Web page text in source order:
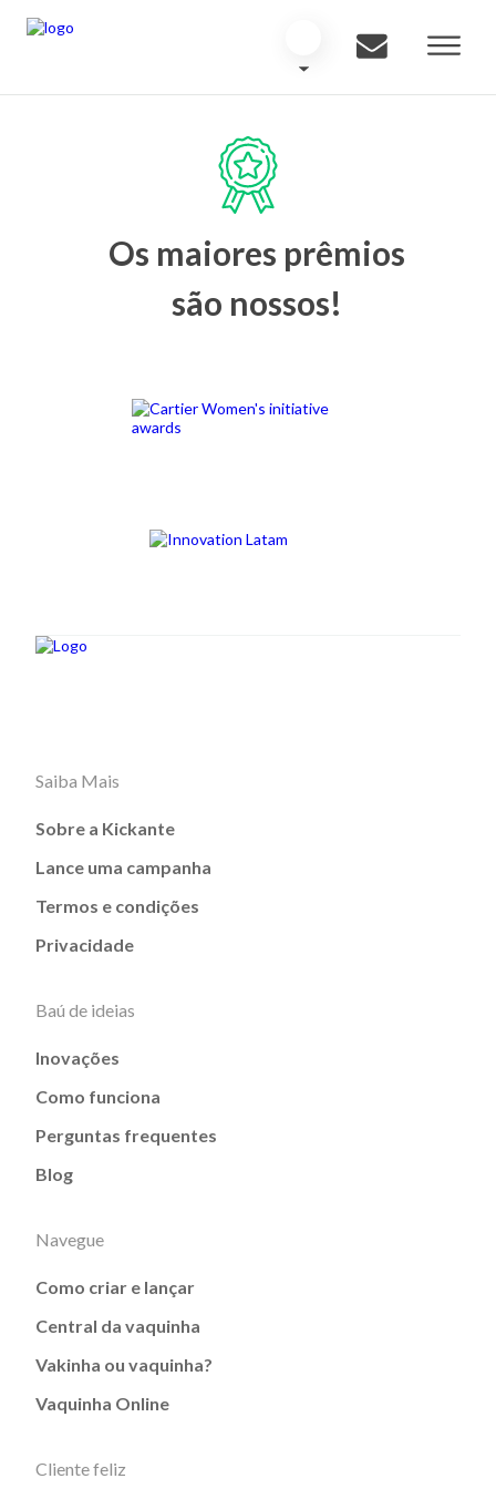
Os maiores prêmios
são nossos!
Saiba Mais
Sobre a Kickante
Lance uma campanha
Termos e condições
Privacidade
Baú de ideias
Inovações
Como funciona
Perguntas frequentes
Blog
Navegue
Como criar e lançar
Central da vaquinha
Vakinha ou vaquinha?
Vaquinha Online
Cliente feliz